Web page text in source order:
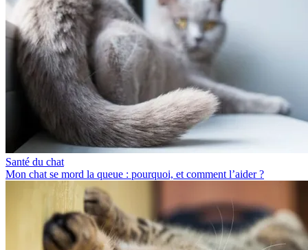
Santé du chat
Mon chat se mord la queue : pourquoi, et comment l’aider ?